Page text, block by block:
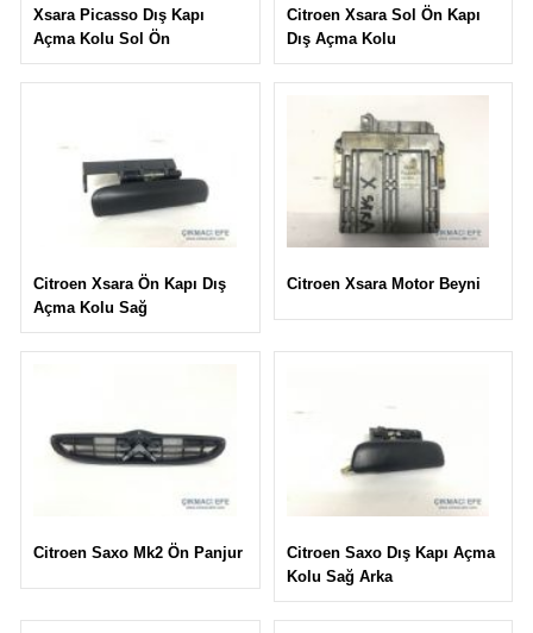
Xsara Picasso Dış Kapı
Açma Kolu Sol Ön
Citroen Xsara Sol Ön Kapı
Dış Açma Kolu
Citroen Xsara Ön Kapı Dış
Açma Kolu Sağ
Citroen Xsara Motor Beyni
Citroen Saxo Mk2 Ön Panjur
Citroen Saxo Dış Kapı Açma
Kolu Sağ Arka